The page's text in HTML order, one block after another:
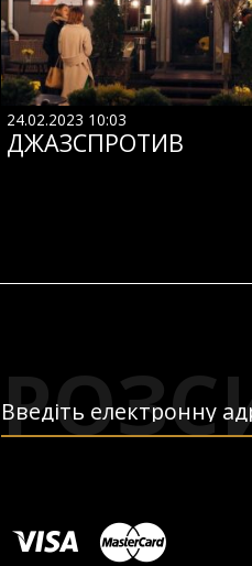
24.02.2023 10:03
ДЖАЗСПРОТИВ